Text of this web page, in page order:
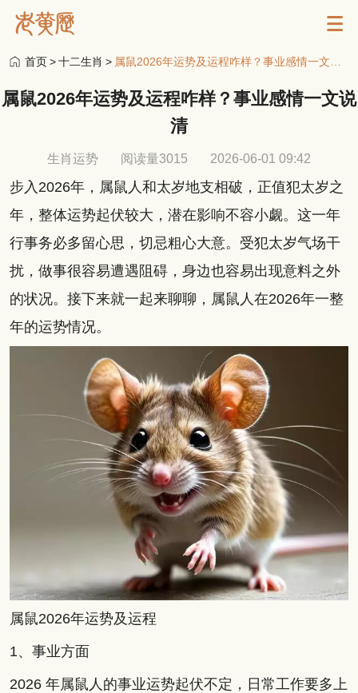
首页>十二生肖 >
属鼠2026年运势及运程咋样？事业感情一文说
清
生肖运势 阅读量3015 2026-06-01 09:42
步入2026年，属鼠人和太岁地支相破，正值犯太岁之
年，整体运势起伏较大，潜在影响不容小觑。这一年
行事务必多留心思，切忌粗心大意。受犯太岁气场干
扰，做事很容易遭遇阻碍，身边也容易出现意料之外
的状况。接下来就一起来聊聊，属鼠人在2026年一整
年的运势情况。
属鼠2026年运势及运程
1、事业方面
2026 年属鼠人的事业运势起伏不定，日常工作要多上